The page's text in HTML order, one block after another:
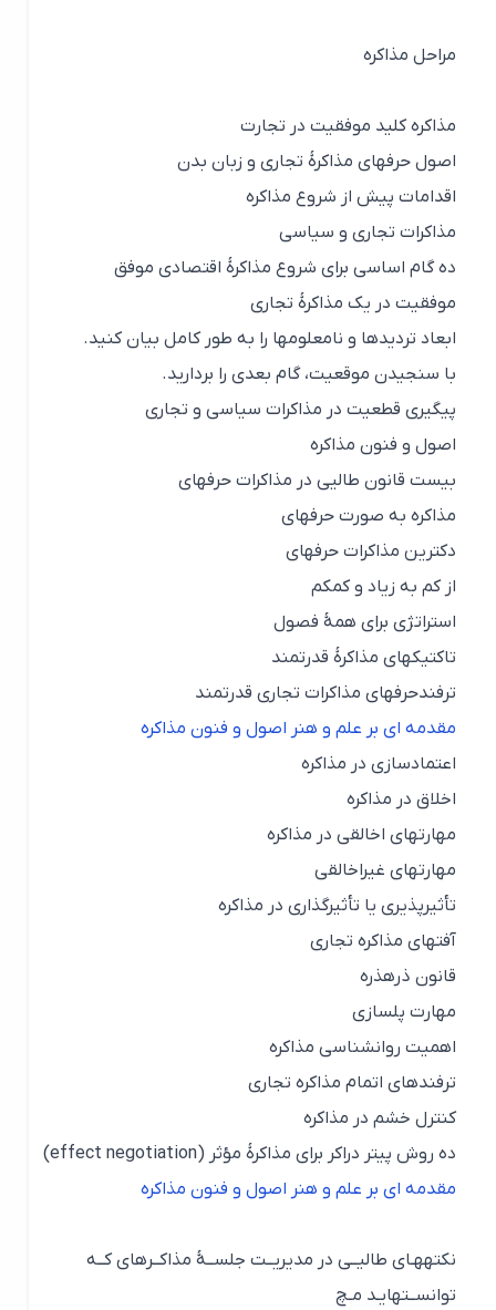
مراحل مذاکره
مذاکره کليد موفقيت در تجارت
اصول حرفهای مذاکرۀ تجاری و زبان بدن
اقدامات پيش از شروع مذاکره
مذاکرات تجاری و سياسی
ده گام اساسی برای شروع مذاکرۀ اقتصادی موفق
موفقيت در یك مذاکرۀ تجاری
ابعاد تردیدها و نامعلومها را به طور کامل بيان کنيد.
با سنجيدن موقعيت، گام بعدی را بردارید.
پيگيری قطعيت در مذاکرات سياسی و تجاری
اصول و فنون مذاکره
بيست قانون طالیی در مذاکرات حرفهای
مذاکره به صورت حرفهای
دکترین مذاکرات حرفهای
از کم به زیاد و کمکم
استراتژی برای همۀ فصول
تاکتيكهای مذاکرۀ قدرتمند
ترفندحرفهای مذاکرات تجاری قدرتمند
مقدمه ای بر علم و هنر اصول و فنون مذاکره
اعتمادسازی در مذاکره
اخلاق در مذاکره
مهارتهای اخالقی در مذاکره
مهارتهای غيراخالقی
تأثيرپذیری یا تأثيرگذاری در مذاکره
آفتهای مذاکره تجاری
قانون ذرهذره
مهارت پلسازی
اهميت روانشناسی مذاکره
ترفندهای اتمام مذاکره تجاری
کنترل خشم در مذاکره
ده روش پيتر دراکر برای مذاکرۀ مؤثر (effect negotiation)
مقدمه ای بر علم و هنر اصول و فنون مذاکره
نكتههـای طالیــی در مدیریــت جلســۀ مذاکــرهای کــه
توانســتهایـد مـچ